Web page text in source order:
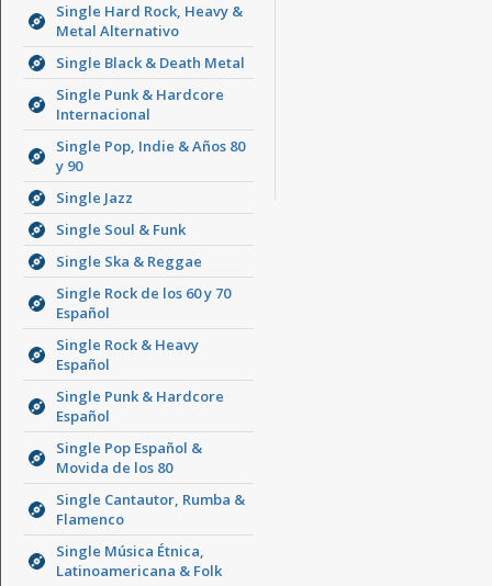
Single Hard Rock, Heavy &
Metal Alternativo
Single Black & Death Metal
Single Punk & Hardcore
Internacional
Single Pop, Indie & Años 80
y 90
Single Jazz
Single Soul & Funk
Single Ska & Reggae
Single Rock de los 60 y 70
Español
Single Rock & Heavy
Español
Single Punk & Hardcore
Español
Single Pop Español &
Movida de los 80
Single Cantautor, Rumba &
Flamenco
Single Música Étnica,
Latinoamericana & Folk